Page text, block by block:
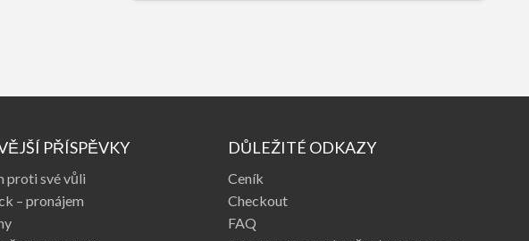
PŘÍSPĚVKY
proti své vůli
– pronájem
DŮLEŽITÉ ODKAZY
Ceník
Checkout
FAQ